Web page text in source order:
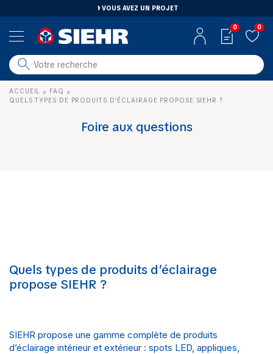
VOUS AVEZ UN PROJET
salle de bain
carrelage
0 0
ACCUEIL » FAQ »
QUELS TYPES DE PRODUITS D’ÉCLAIRAGE PROPOSE SIEHR ?
Foire aux questions
Quels types de produits d’éclairage
propose SIEHR ?
SIEHR propose une gamme complète de produits
d’éclairage intérieur et extérieur : spots LED, appliques,